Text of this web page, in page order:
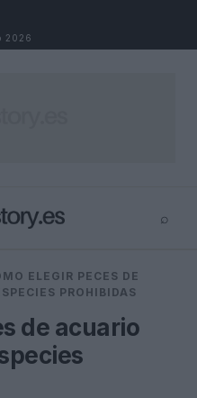
2026
⌕
⌕
ELEGIR PECES DE
PROHIBIDAS
de acuario